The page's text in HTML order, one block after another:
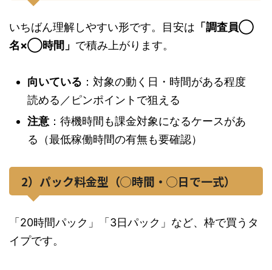
いちばん理解しやすい形です。目安は 「調査員◯
名×◯時間」 で積み上がります。
向いている ：対象の動く日・時間がある程度
読める／ピンポイントで狙える
注意 ：待機時間も課金対象になるケースがあ
る（最低稼働時間の有無も要確認）
2）パック料金型（◯時間・◯日で一式）
「20時間パック」「3日パック」など、枠で買うタ
イプです。